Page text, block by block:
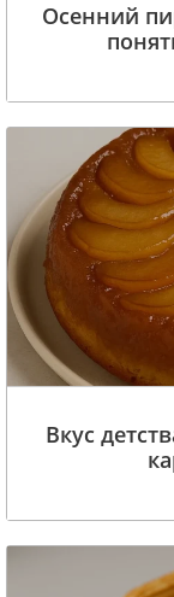
Осенний
Вкус